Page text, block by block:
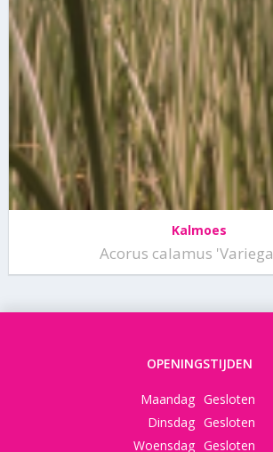
Kalmoes
Acorus calamus
OPENINGSTIJDEN
Maandag Gesloten
Dinsdag Gesloten
Woensdag Gesloten